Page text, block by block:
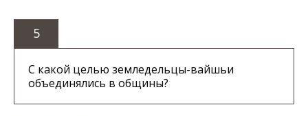
5
С какой целью земледельцы-вайшьи
объединялись в общины?